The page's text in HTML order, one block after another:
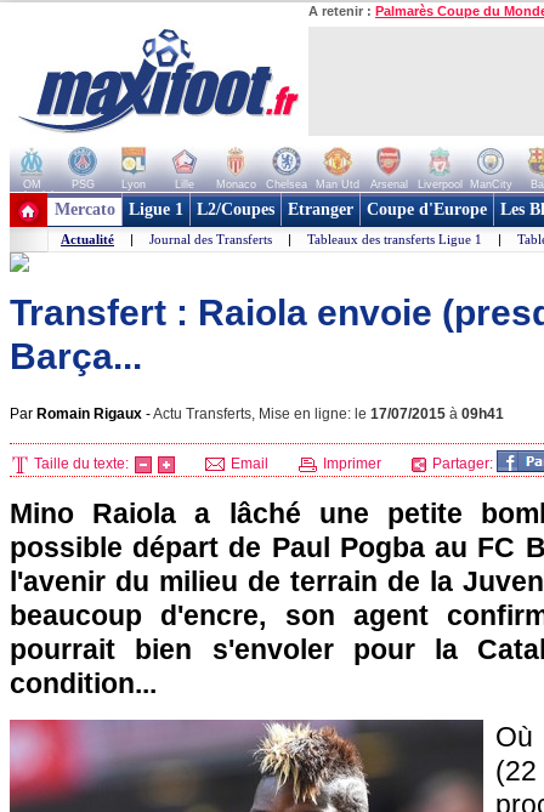
A retenir : Palmarès Coupe du
OM PSG Lyon Lille Monaco Chelsea Man Utd Arsenal Liverpool ManCity
+ de clubs
Mercato Ligue 1 L2/Coupes Etranger Coupe d'Europe Les
Actualité | Journal des Transferts | Tableaux des transferts Ligue 1 |
Transfert : Raiola envoie
Barça...
Par Romain Rigaux -Actu Transferts, Mise en ligne: le 17/07/2015 à 09h41
Taille du texte: Email Imprimer Partager:
Mino Raiola a lâché une petite
possible départ de Paul Pogba au FC
l'avenir du milieu de terrain de la
beaucoup d'encre, son agent
pourrait bien s'envoler pour la
condition...
Où